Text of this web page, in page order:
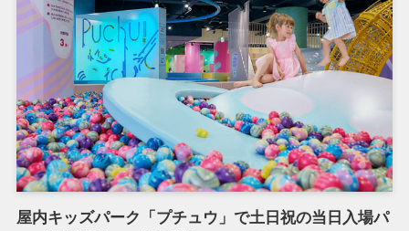
屋内キッズパーク「プチュウ」で土日祝の当日入場パ